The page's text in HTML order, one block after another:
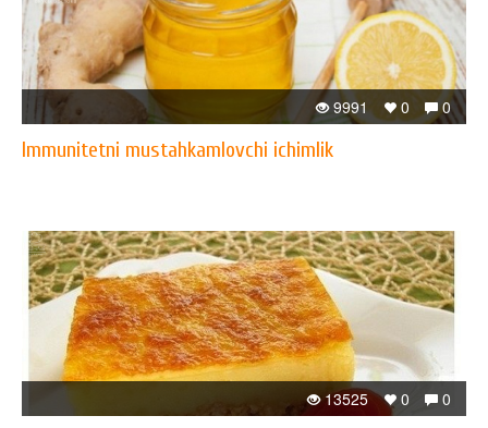
0
0
9991
Immunitetni mustahkamlovchi ichimlik
0
0
13525